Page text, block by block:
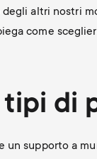
degli altri nostri
come
tipi di
un supporto a